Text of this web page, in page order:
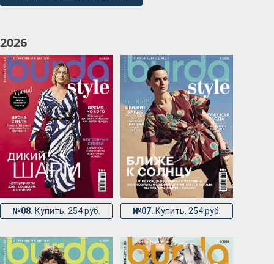
2026
№08. Купить. 254 руб. №07. Купить. 254 руб.